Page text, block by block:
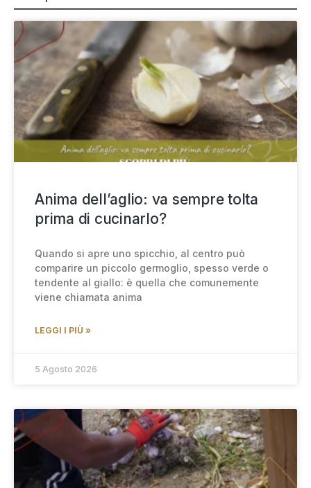
Anima dell’aglio: va sempre tolta
prima di cucinarlo?
Quando si apre uno spicchio, al centro può
comparire un piccolo germoglio, spesso verde o
tendente al giallo: è quella che comunemente
viene chiamata anima
LEGGI I PIÙ »
5 Agosto 2026